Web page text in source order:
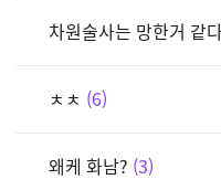
차원술사는 망한거 같
ㅊㅊ 6
왜케 화남? 3